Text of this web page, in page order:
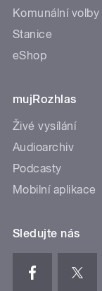
Komunální volby
Stanice
eShop
mujRozhlas
Živé vysílání
Audioarchiv
Podcasty
Mobilní aplikace
Sledujte nás